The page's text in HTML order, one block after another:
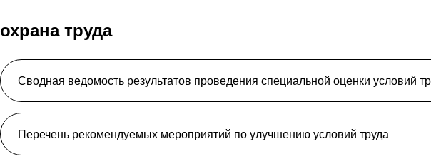
охрана труда
Сводная ведомость результатов проведения специальной оценки условий
Перечень рекомендуемых мероприятий по улучшению условий труда